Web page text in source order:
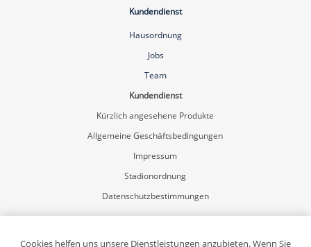
Kundendienst
Hausordnung
Jobs
Team
Kundendienst
Kürzlich angesehene Produkte
Allgemeine Geschäftsbedingungen
Impressum
Stadionordnung
Datenschutzbestimmungen
Mein Konto
Registrierung
Cookies helfen uns unsere Dienstleistungen anzubieten. Wenn Sie